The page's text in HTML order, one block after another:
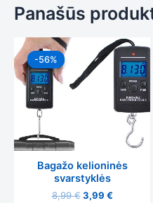
Panašūs
-56%
-56%
Bagažo kelioninės
svarstyklės
8,99€
Original
price
was:
8,99 €.
3,99 €
Current
price
is:
3,99 €.